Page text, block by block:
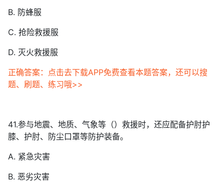
B. 防蜂服
C. 抢险救援服
D. 灭火救援服
正确答案：点击去下载APP免费查看本题答案，还可以搜
题、刷题、练习哦>>
41.参与地震、地质、气象等（）救援时，还应配备护肘护
膝、护肘、防尘口罩等防护装备。
A. 紧急灾害
B. 恶劣灾害